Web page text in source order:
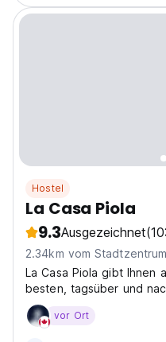
Hostel
La Casa Piola
9.3Ausgezeichnet
2.34km vom Stadtzentrum
La Casa Piola gibt Ihnen
besten, tagsüber und
machen wir alles für die
Hause fühlen.
vor Ort